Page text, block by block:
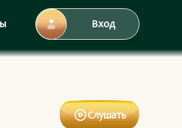
Вход
Слушать